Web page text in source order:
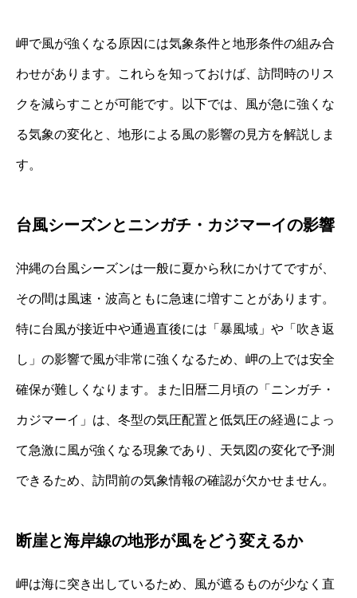
岬で風が強くなる原因には気象条件と地形条件の組み合
わせがあります。これらを知っておけば、訪問時のリス
クを減らすことが可能です。以下では、風が急に強くな
る気象の変化と、地形による風の影響の見方を解説しま
す。
台風シーズンとニンガチ・カジマーイの影響
沖縄の台風シーズンは一般に夏から秋にかけてですが、
その間は風速・波高ともに急速に増すことがあります。
特に台風が接近中や通過直後には「暴風域」や「吹き返
し」の影響で風が非常に強くなるため、岬の上では安全
確保が難しくなります。また旧暦二月頃の「ニンガチ・
カジマーイ」は、冬型の気圧配置と低気圧の経過によっ
て急激に風が強くなる現象であり、天気図の変化で予測
できるため、訪問前の気象情報の確認が欠かせません。
断崖と海岸線の地形が風をどう変えるか
岬は海に突き出しているため、風が遮るものが少なく直